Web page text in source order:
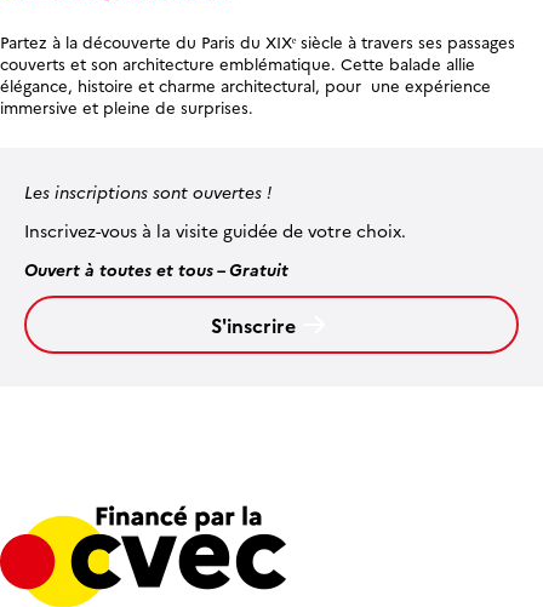
Partez à la découverte du Paris du XIXᵉ siècle à travers ses passages
couverts et son architecture emblématique. Cette balade allie
élégance, histoire et charme architectural, pour une expérience
immersive et pleine de surprises.
Les inscriptions sont ouvertes !
Inscrivez-vous à la visite guidée de votre choix.
Ouvert à toutes et tous – Gratuit
S'inscrire